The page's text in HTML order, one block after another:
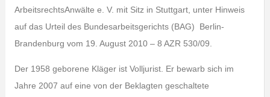
ArbeitsrechtsAnwälte e. V. mit Sitz in Stuttgart, unter Hinweis
auf das Urteil des Bundesarbeitsgerichts (BAG) Berlin-
Brandenburg vom 19. August 2010 – 8 AZR 530/09.
Der 1958 geborene Kläger ist Volljurist. Er bewarb sich im
Jahre 2007 auf eine von der Beklagten geschaltete